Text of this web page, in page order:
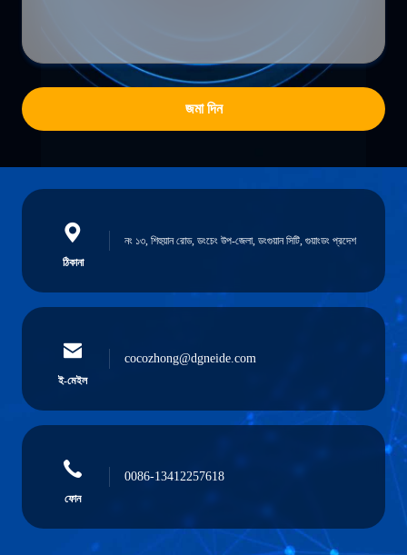
জমা দিন
ঠিকানা
নং ১৩, শিহুয়ান রোড, ডংচেং উপ-জেলা, ডংগুয়ান সিটি, গুয়াংডং প্রদেশ
ই-মেইল
cocozhong@dgneide.com
ফোন
0086-13412257618